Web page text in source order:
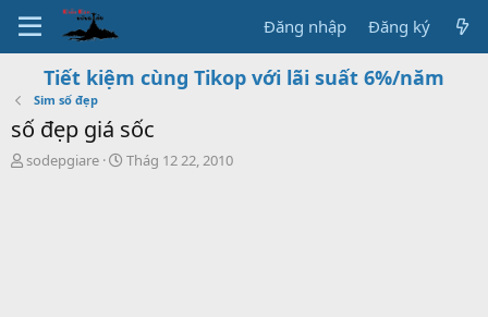
Đăng nhập Đăng ký
Tiết kiệm cùng Tikop với lãi suất 6%/năm
Sim số đẹp
số đẹp giá sốc
T
sodepgiare
S
Thág 12 22, 2010